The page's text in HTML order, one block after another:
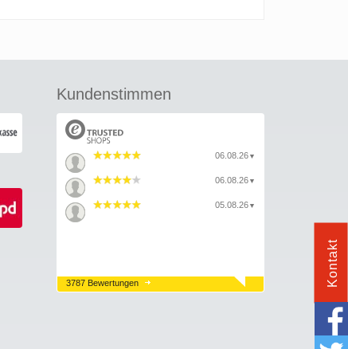
Kundenstimmen
06.08.26 ▼
06.08.26 ▼
05.08.26 ▼
3787 Bewertungen Kontakt